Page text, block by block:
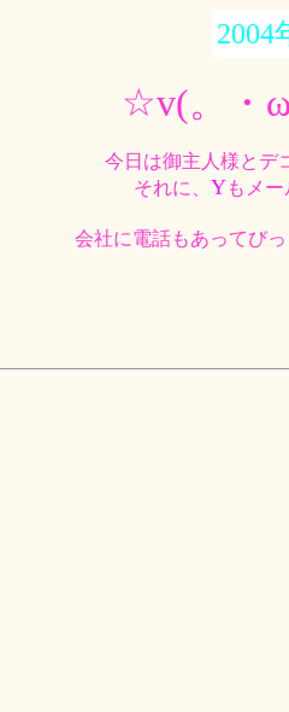
2004
☆v(。・
今日は御主人様と
それに、 Yもメー
会社に電話もあってび